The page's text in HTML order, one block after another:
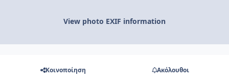
View photo EXIF information
Κοινοποίηση Ακόλουθοι